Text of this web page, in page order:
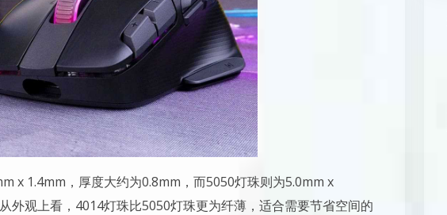
x 1.4mm，厚度大约为0.8mm，而5050灯珠则为5.0mm x
外观上看，4014灯珠比5050灯珠更为纤薄，适合需要节省空间的